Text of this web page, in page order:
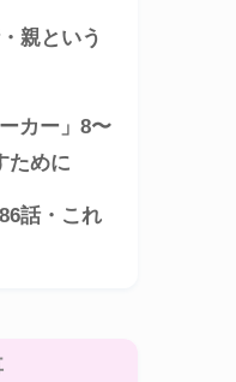
親という
カー」8〜
ために
話・これ